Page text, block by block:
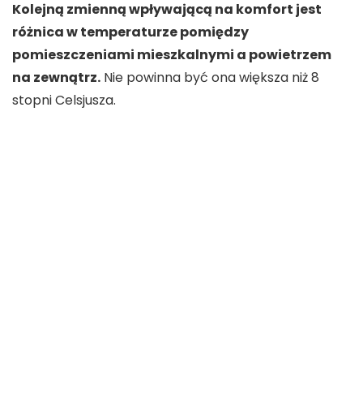
Kolejną zmienną wpływającą na komfort jest
różnica w temperaturze pomiędzy
pomieszczeniami mieszkalnymi a powietrzem
na zewnątrz. Nie powinna być ona większa niż 8
stopni Celsjusza.